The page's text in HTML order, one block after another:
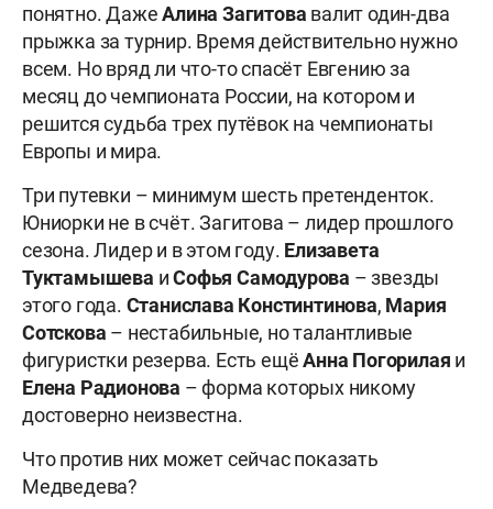
понятно. ДажеАлина Загитова валит один-два
прыжка за турнир. Время действительно нужно
всем. Но вряд ли что-то спасёт Евгению за
месяц до чемпионата России, на котором и
решится судьба трех путёвок на чемпионаты
Европы и мира.
Три путевки – минимум шесть претенденток.
Юниорки не в счёт. Загитова – лидер прошлого
сезона. Лидер и в этом году. Елизавета
Туктамышева иСофья Самодурова – звезды
этого года. Станислава Констинтинова, Мария
Сотскова – нестабильные, но талантливые
фигуристки резерва. Есть ещёАнна Погорилая и
Елена Радионова – форма которых никому
достоверно неизвестна.
Что против них может сейчас показать
Медведева?